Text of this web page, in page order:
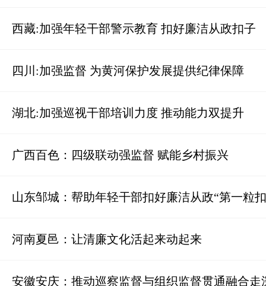
西藏:加强年轻干部警示教育 扣好廉洁从政扣子
四川:加强监督 为黄河保护发展提供纪律保障
湖北:加强巡视干部培训力度 推动能力双提升
广西百色：四级联动强监督 赋能乡村振兴
山东邹城：帮助年轻干部扣好廉洁从政“第一粒
河南夏邑：让清廉文化活起来动起来
安徽安庆：推动巡察监督与组织监督贯通融合走